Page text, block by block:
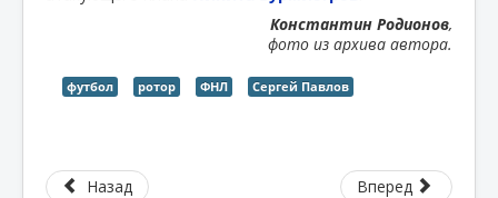
Константин Родионов,
фото из архива автора.
футбол ротор ФНЛ Сергей Павлов
Назад Вперед